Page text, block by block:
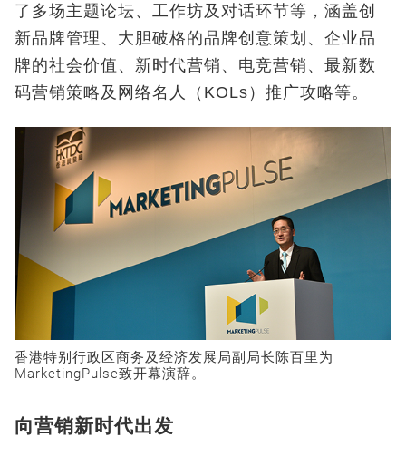
了多场主题论坛、工作坊及对话环节等，涵盖创
新品牌管理、大胆破格的品牌创意策划、企业品
牌的社会价值、新时代营销、电竞营销、最新数
码营销策略及网络名人（KOLs）推广攻略等。
香港特别行政区商务及经济发展局副局长陈百里为
MarketingPulse致开幕演辞。
向营销新时代出发